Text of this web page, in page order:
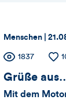
Thema:
Menschen |
Zähler
für
Anzahl
Views
1837
Anzahl
der
Kommentare
Grüße
Mit dem